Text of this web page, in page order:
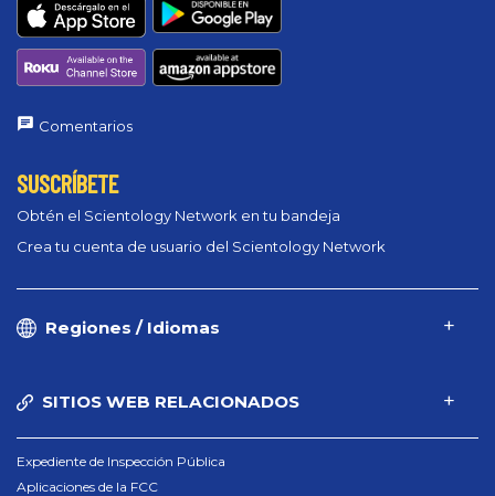
Comentarios
SUSCRÍBETE
Obtén el Scientology Network en tu bandeja
Crea tu cuenta de usuario del Scientology Network
Regiones / Idiomas
SITIOS WEB RELACIONADOS
Expediente de Inspección Pública
Aplicaciones de la FCC